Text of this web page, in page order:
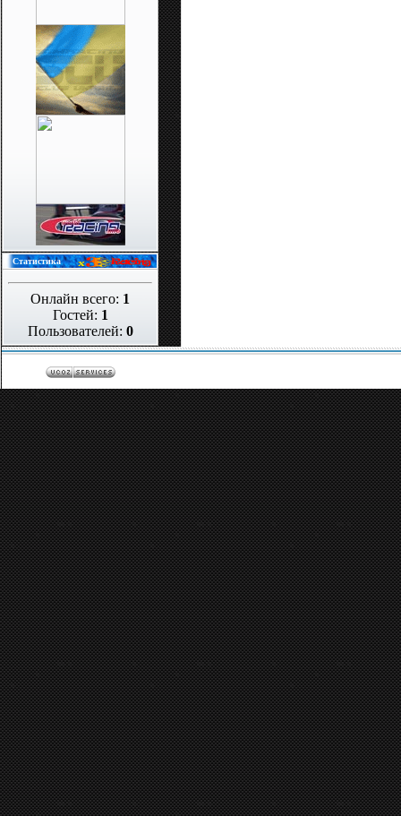
Статистика
Онлайн всего: 1
Гостей: 1
Пользователей: 0